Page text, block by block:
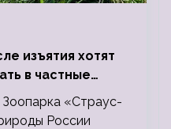
изъятия хотят
в частные
«Страус-
России